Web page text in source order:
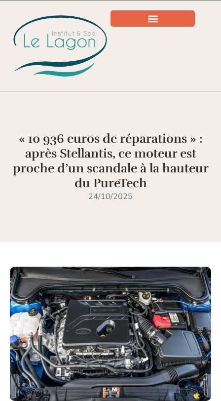
« 10 936 euros de réparations » :
après Stellantis, ce moteur est
proche d’un scandale à la hauteur
du PureTech
24/10/2025